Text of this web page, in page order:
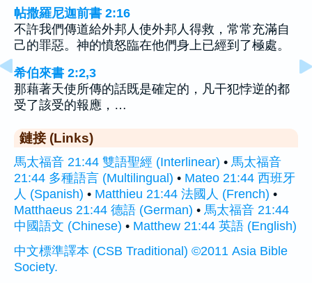
帖撒羅尼迦前書 2:16
不許我們傳道給外邦人使外邦人得救，常常充滿自
己的罪惡。神的憤怒臨在他們身上已經到了極處。
希伯來書 2:2,3
那藉著天使所傳的話既是確定的，凡干犯悖逆的都
受了該受的報應，…
鏈接 (Links)
馬太福音 21:44 雙語聖經 (Interlinear) • 馬太福音
21:44 多種語言 (Multilingual) • Mateo 21:44 西班牙
人 (Spanish) • Matthieu 21:44 法國人 (French) •
Matthaeus 21:44 德語 (German) • 馬太福音 21:44
中國語文 (Chinese) • Matthew 21:44 英語 (English)
中文標準譯本 (CSB Traditional) ©2011 Asia Bible
Society.